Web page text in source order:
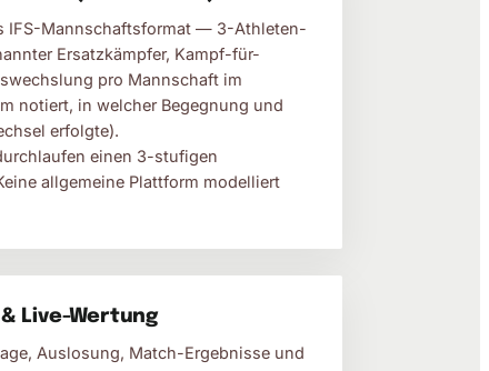
IFS-Mannschaftsformat — 3-Athleten-
Ersatzkämpfer, Kampf-für-
pro Mannschaft im
notiert, in welcher Begegnung und
erfolgte).
einen 3-stufigen
allgemeine Plattform modelliert
Live-Wertung
Auslosung, Match-Ergebnisse und